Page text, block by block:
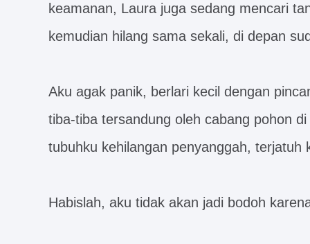
keamanan, Laura juga sedang mencari
kemudian hilang sama sekali, di depan
Aku agak panik, berlari kecil dengan
tiba-tiba tersandung oleh cabang pohon
tubuhku kehilangan penyanggah, terjatuh
Habislah, aku tidak akan jadi bodoh